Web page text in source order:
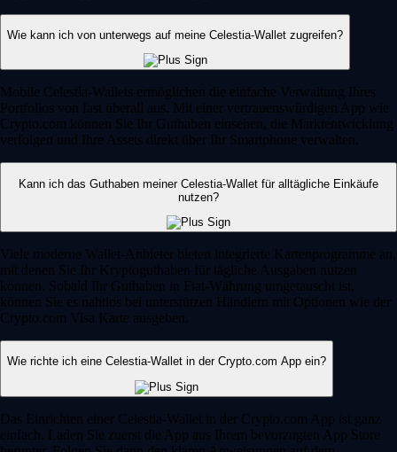
Wie kann ich von unterwegs auf meine Celestia-Wallet zugreifen?
Mobile Celestia-Wallets ermöglichen die einfache Verwaltung Ihres
Portfolios von fast überall aus. Mit einer vertrauenswürdigen App wie
Crypto.com können Sie Ihr Guthaben einsehen, die Marktentwicklung
verfolgen und Ihre Assets direkt über Ihr Smartphone verwalten.
Kann ich das Guthaben meiner Celestia-Wallet für alltägliche Einkäufe
nutzen?
Viele moderne Wallet-Anbieter bieten integrierte Kartenprogramme an,
mit denen Sie Ihr Kryptoguthaben für tägliche Ausgaben nutzen
können. Sobald Ihr Guthaben in Fiat-Währung umgetauscht ist,
können Sie es nahtlos bei unterstützen Händlern mit Optionen wie der
Crypto.com Visa Karte ausgeben.
Wie richte ich eine Celestia-Wallet in der Crypto.com App ein?
Das Einrichten einer Celestia-Wallet in der Crypto.com App ist ganz
einfach. Laden Sie zuerst die App aus Ihrem bevorzugten App Store